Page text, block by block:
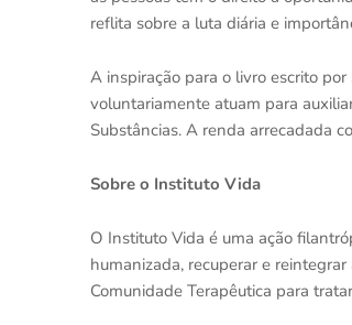
reflita sobre a luta diária e
A inspiração para o livro escrito
voluntariamente atuam para
Substâncias. A renda arrecadada
Sobre o Instituto Vida
O Instituto Vida é uma ação
humanizada, recuperar e
Comunidade Terapêutica para